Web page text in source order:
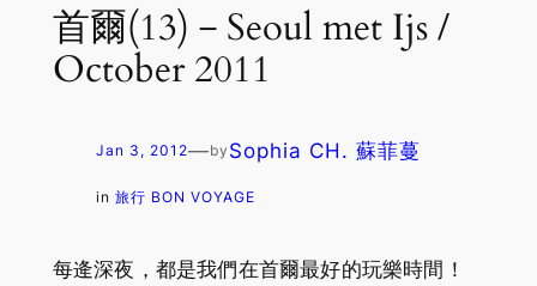
首爾(13)－Seoul met Ijs /
October 2011
Jan 3, 2012—by Sophia CH. 蘇菲蔓
in 旅行 BON VOYAGE
每逄深夜，都是我們在首爾最好的玩樂時間！